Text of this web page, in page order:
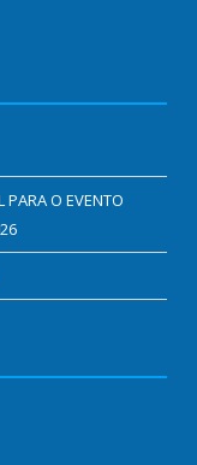
PARA O EVENTO